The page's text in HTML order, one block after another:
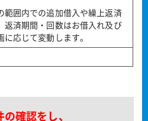
範囲内での追加借入や繰上返済
返済期間・回数はお借入れ及び
に応じて変動します。
確認をし、